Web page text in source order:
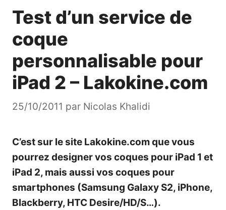
Test d’un service de
coque
personnalisable pour
iPad 2 – Lakokine.com
25/10/2011 par Nicolas Khalidi
C’est sur le site Lakokine.comque vous
pourrez designer vos coques pour iPad 1 et
iPad 2, mais aussi vos coques pour
smartphones (Samsung Galaxy S2, iPhone,
Blackberry, HTC Desire/HD/S…).